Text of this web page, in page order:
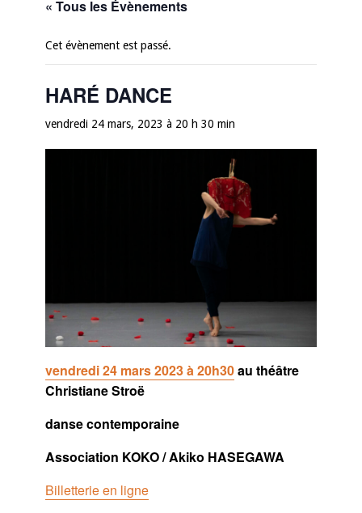
« Tous les Évènements
Cet évènement est passé.
HARÉ DANCE
vendredi 24 mars, 2023 à 20 h 30 min
vendredi 24 mars 2023 à 20h30au théâtre
Christiane Stroë
danse contemporaine
Association KOKO / Akiko HASEGAWA
Billetterie en ligne